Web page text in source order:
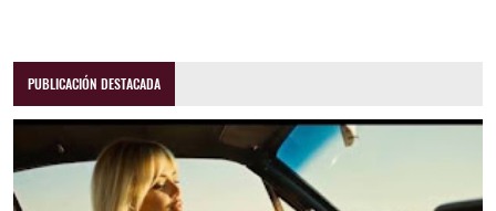
PUBLICACIÓN DESTACADA